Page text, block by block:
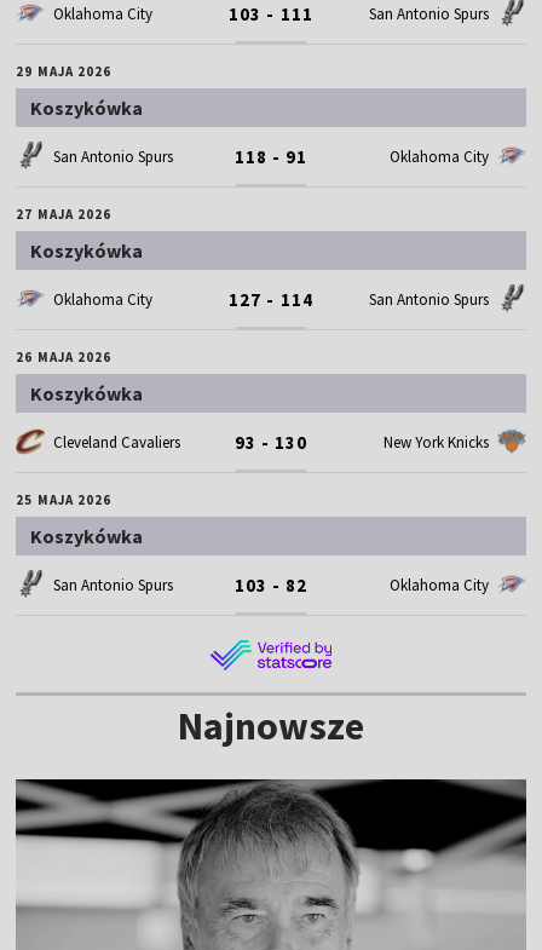
Oklahoma City 103 - 111 San Antonio Spurs
29 MAJA 2026
Koszykówka
San Antonio Spurs 118 - 91 Oklahoma City
27 MAJA 2026
Koszykówka
Oklahoma City 127 - 114 San Antonio Spurs
26 MAJA 2026
Koszykówka
Cleveland Cavaliers 93 - 130 New York Knicks
25 MAJA 2026
Koszykówka
San Antonio Spurs 103 - 82 Oklahoma City
Najnowsze